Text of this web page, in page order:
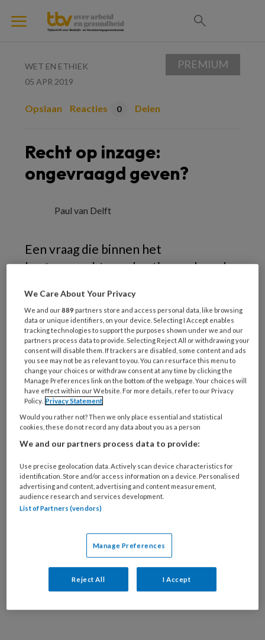
WET EN ETHIEK
05 APR 2019
Opslaan Reacties 0 Delen
Recht op inzage:
ongevraagd geven?
Paul van Delft
Een vraag die binnen het
bestuursrecht regelmatig aan de orde
persoon recht heeft op inzage en
correctie van zijn dossier.
Ook binnen de uitvoeringspraktijk van de
Bekijk de mogelijkheden
Al abonnee?Log dan in
PREMIUM
Reageer op dit artikel Deel dit artikel
Paul van Delft
We Care About Your Privacy
We and our889 partners store and access personal data, like browsing
data or unique identifiers, on your device. Selecting I Accept enables
tracking technologies to support the purposes shown under we and our
partners process data to provide. Selecting Reject All or withdrawing your
consent will disable them. If trackers are disabled, some content and ads
you see may not be as relevant to you. You can resurface this menu to
change your choices or withdraw consent at any time by clicking the
Manage Preferences link on the bottom of the webpage. Your choices will
have effect within our Website. For more details, refer to our Privacy
Policy. Privacy Statement
Would you rather not? Then we only place essential and statistical
cookies, these do not record any data about you as a person
We and our partners process data to provide:
Use precise geolocation data. Actively scan device characteristics for
identification. Store and/or access information on a device. Personalised
advertising and content, advertising and content measurement,
audience research and services development.
List of Partners (vendors)
Manage Preferences
Reject All I Accept